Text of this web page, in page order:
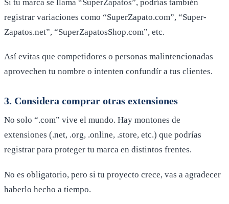
Si tu marca se llama “SuperZapatos”, podrías también
registrar variaciones como “SuperZapato.com”, “Super-
Zapatos.net”, “SuperZapatosShop.com”, etc.
Así evitas que competidores o personas malintencionadas
aprovechen tu nombre o intenten confundír a tus clientes.
3. Considera comprar otras extensiones
No solo “.com” vive el mundo. Hay montones de
extensiones (.net, .org, .online, .store, etc.) que podrías
registrar para proteger tu marca en distintos frentes.
No es obligatorio, pero si tu proyecto crece, vas a agradecer
haberlo hecho a tiempo.